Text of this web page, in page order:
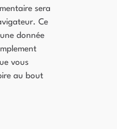
sera
Ce
donnée
vous
au bout